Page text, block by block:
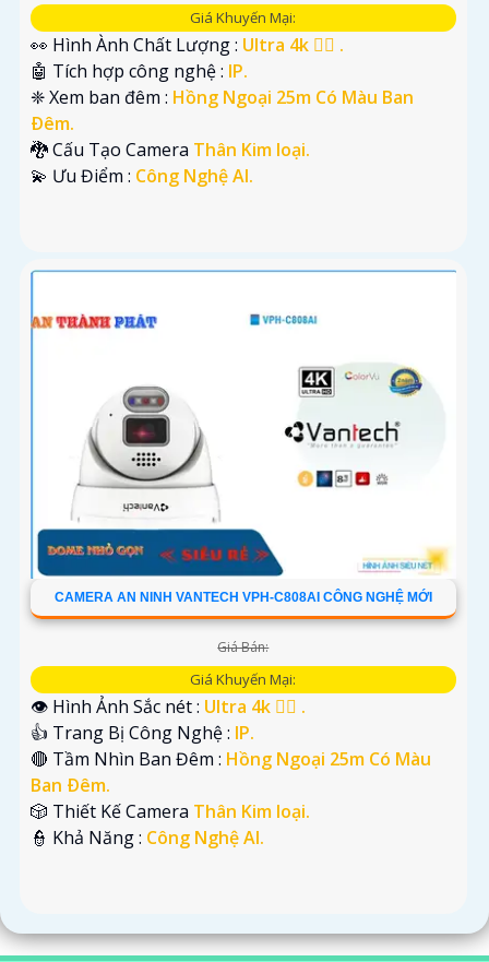
Giá Khuyến Mại:
👀 Hình Ành Chất Lượng : Ultra 4k 👍🏾 .
🤖️ Tích hợp công nghệ : IP.
❈ Xem ban đêm : Hồng Ngoại 25m Có Màu Ban
Ðêm.
🐉️ Cấu Tạo Camera Thân Kim loại.
️💫 Ưu Điểm : Công Nghệ AI.
CAMERA AN NINH VANTECH VPH-C808AI CÔNG NGHỆ MỚI
Giá Bán:
Giá Khuyến Mại:
👁 Hình Ảnh Sắc nét : Ultra 4k 👍🏾 .
👍 Trang Bị Công Nghệ : IP.
🔴 Tầm Nhìn Ban Đêm : Hồng Ngoại 25m Có Màu
Ban Ðêm.
🎲 Thiết Kế Camera Thân Kim loại.
️👮 Khả Năng : Công Nghệ AI.